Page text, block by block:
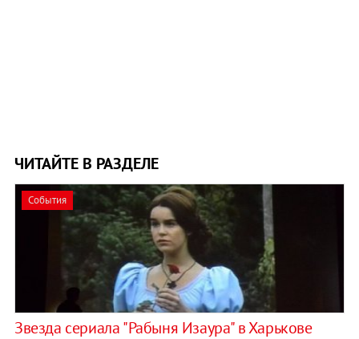
ЧИТАЙТЕ В РАЗДЕЛЕ
События
Звезда сериала "Рабыня Изаура" в Харькове